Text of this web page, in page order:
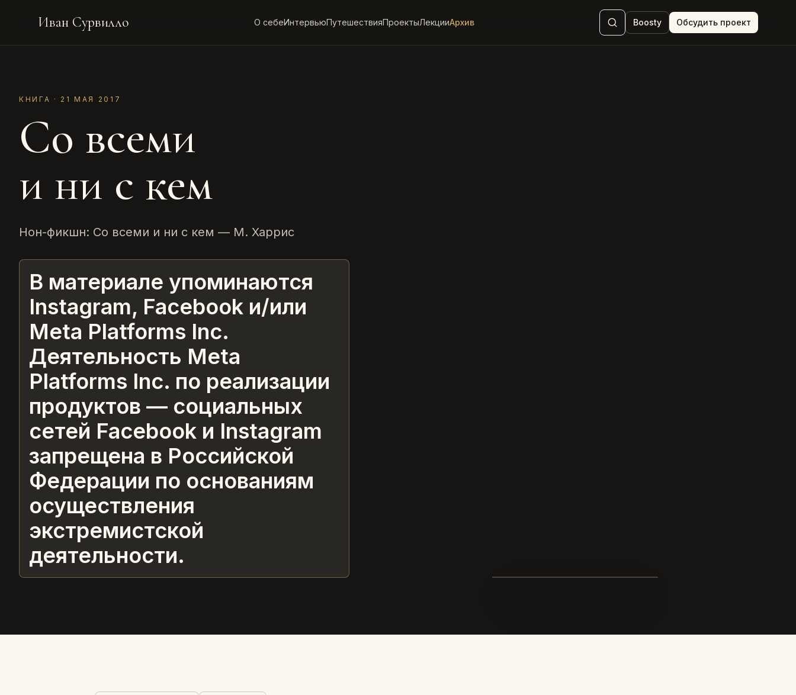
Иван Сурвилло О себеИнтервьюПутешествияПроектыЛекцииАрхив Boosty Обсудить проект
КНИГА · 21 МАЯ 2017
Со всеми
и ни с кем
Нон-фикшн: Со всеми и ни с кем — М. Харрис
В материале упоминаются
Instagram, Facebook и/или
Meta Platforms Inc.
Деятельность Meta
Platforms Inc. по реализации
продуктов — социальных
сетей Facebook и Instagram
запрещена в Российской
Федерации по основаниям
осуществления
экстремистской
деятельности.